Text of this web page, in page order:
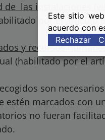
las instalaciones
por el artículo
y recursos
(habilitado por el
son
estén marcados con
no fueran
Este sitio
acuerdo con
Rechazar